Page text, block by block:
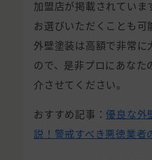
加盟店が掲載されていま
お選びいただくことも可
外壁塗装は高額で非常
ので、是非プロにあなた
介させてください。
おすすめ記事：優良な外
説！警戒すべき悪徳業者